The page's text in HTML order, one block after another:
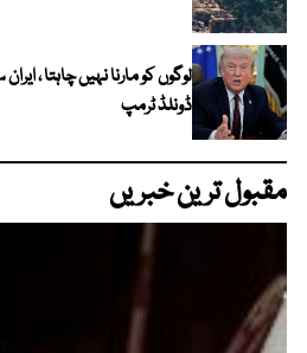
لوگوں کو مارنا نہیں چاہتا ،
ڈونلڈ ٹرمپ
مقبول ترین خبریں